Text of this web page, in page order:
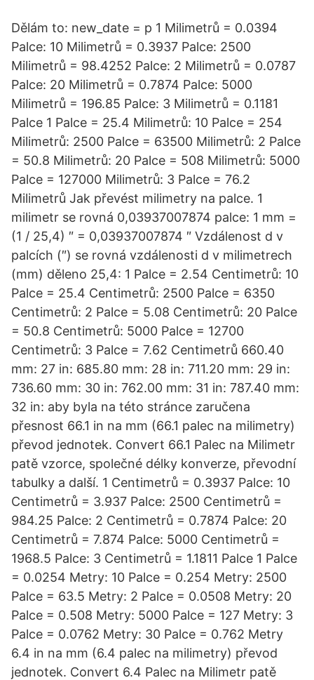
Dělám to: new_date = p 1 Milimetrů = 0.0394
Palce: 10 Milimetrů = 0.3937 Palce: 2500
Milimetrů = 98.4252 Palce: 2 Milimetrů = 0.0787
Palce: 20 Milimetrů = 0.7874 Palce: 5000
Milimetrů = 196.85 Palce: 3 Milimetrů = 0.1181
Palce 1 Palce = 25.4 Milimetrů: 10 Palce = 254
Milimetrů: 2500 Palce = 63500 Milimetrů: 2 Palce
= 50.8 Milimetrů: 20 Palce = 508 Milimetrů: 5000
Palce = 127000 Milimetrů: 3 Palce = 76.2
Milimetrů Jak převést milimetry na palce. 1
milimetr se rovná 0,03937007874 palce: 1 mm =
(1 / 25,4) ″ = 0,03937007874 ″ Vzdálenost d v
palcích (″) se rovná vzdálenosti d v milimetrech
(mm) děleno 25,4: 1 Palce = 2.54 Centimetrů: 10
Palce = 25.4 Centimetrů: 2500 Palce = 6350
Centimetrů: 2 Palce = 5.08 Centimetrů: 20 Palce
= 50.8 Centimetrů: 5000 Palce = 12700
Centimetrů: 3 Palce = 7.62 Centimetrů 660.40
mm: 27 in: 685.80 mm: 28 in: 711.20 mm: 29 in:
736.60 mm: 30 in: 762.00 mm: 31 in: 787.40 mm:
32 in: aby byla na této stránce zaručena
přesnost 66.1 in na mm (66.1 palec na milimetry)
převod jednotek. Convert 66.1 Palec na Milimetr
patě vzorce, společné délky konverze, převodní
tabulky a další. 1 Centimetrů = 0.3937 Palce: 10
Centimetrů = 3.937 Palce: 2500 Centimetrů =
984.25 Palce: 2 Centimetrů = 0.7874 Palce: 20
Centimetrů = 7.874 Palce: 5000 Centimetrů =
1968.5 Palce: 3 Centimetrů = 1.1811 Palce 1 Palce
= 0.0254 Metry: 10 Palce = 0.254 Metry: 2500
Palce = 63.5 Metry: 2 Palce = 0.0508 Metry: 20
Palce = 0.508 Metry: 5000 Palce = 127 Metry: 3
Palce = 0.0762 Metry: 30 Palce = 0.762 Metry
6.4 in na mm (6.4 palec na milimetry) převod
jednotek. Convert 6.4 Palec na Milimetr patě